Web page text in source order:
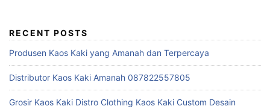
RECENT POSTS
Produsen Kaos Kaki yang Amanah dan Terpercaya
Distributor Kaos Kaki Amanah 087822557805
Grosir Kaos Kaki Distro Clothing Kaos Kaki Custom Desain